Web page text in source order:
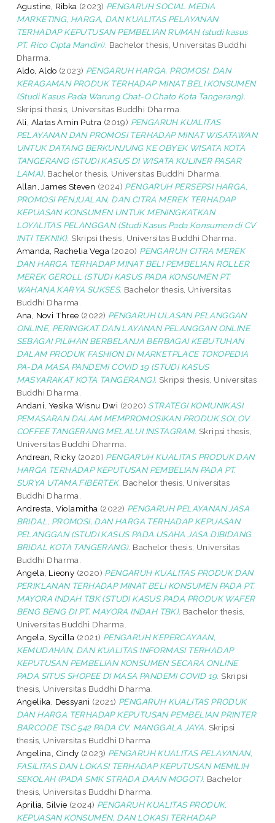
Agustine, Ribka (2023) PENGARUH SOCIAL MEDIA
MARKETING, HARGA, DAN KUALITAS PELAYANAN
TERHADAP KEPUTUSAN PEMBELIAN RUMAH (studi kasus
PT. Rico Cipta Mandiri). Bachelor thesis, Universitas Buddhi
Dharma.
Aldo, Aldo (2023) PENGARUH HARGA, PROMOSI, DAN
KERAGAMAN PRODUK TERHADAP MINAT BELI KONSUMEN
(Studi Kasus Pada Warung Chat-O Chato Kota Tangerang).
Skripsi thesis, Universitas Buddhi Dharma.
Ali, Alatas Amin Putra (2019) PENGARUH KUALITAS
PELAYANAN DAN PROMOSI TERHADAP MINAT WISATAWAN
UNTUK DATANG BERKUNJUNG KE OBYEK WISATA KOTA
TANGERANG (STUDI KASUS DI WISATA KULINER PASAR
LAMA). Bachelor thesis, Universitas Buddhi Dharma.
Allan, James Steven (2024) PENGARUH PERSEPSI HARGA,
PROMOSI PENJUALAN, DAN CITRA MEREK TERHADAP
KEPUASAN KONSUMEN UNTUK MENINGKATKAN
LOYALITAS PELANGGAN (Studi Kasus Pada Konsumen di CV
INTI TEKNIK). Skripsi thesis, Universitas Buddhi Dharma.
Amanda, Rachelia Vega (2020) PENGARUH CITRA MEREK
DAN HARGA TERHADAP MINAT BELI PEMBELIAN ROLLER
MEREK GEROLL (STUDI KASUS PADA KONSUMEN PT.
WAHANA KARYA SUKSES. Bachelor thesis, Universitas
Buddhi Dharma.
Ana, Novi Three (2022) PENGARUH ULASAN PELANGGAN
ONLINE, PERINGKAT DAN LAYANAN PELANGGAN ONLINE
SEBAGAI PILIHAN BERBELANJA BERBAGAI KEBUTUHAN
DALAM PRODUK FASHION DI MARKETPLACE TOKOPEDIA
PA-DA MASA PANDEMI COVID 19 (STUDI KASUS
MASYARAKAT KOTA TANGERANG). Skripsi thesis, Universitas
Buddhi Dharma.
Andani, Yesika Wisnu Dwi (2020) STRATEGI KOMUNIKASI
PEMASARAN DALAM MEMPROMOSIKAN PRODUK SOLOV
COFFEE TANGERANG MELALUI INSTAGRAM. Skripsi thesis,
Universitas Buddhi Dharma.
Andrean, Ricky (2020) PENGARUH KUALITAS PRODUK DAN
HARGA TERHADAP KEPUTUSAN PEMBELIAN PADA PT.
SURYA UTAMA FIBERTEK. Bachelor thesis, Universitas
Buddhi Dharma.
Andresta, Violamitha (2022) PENGARUH PELAYANAN JASA
BRIDAL, PROMOSI, DAN HARGA TERHADAP KEPUASAN
PELANGGAN (STUDI KASUS PADA USAHA JASA DIBIDANG
BRIDAL KOTA TANGERANG). Bachelor thesis, Universitas
Buddhi Dharma.
Angela, Lieony (2020) PENGARUH KUALITAS PRODUK DAN
PERIKLANAN TERHADAP MINAT BELI KONSUMEN PADA PT.
MAYORA INDAH TBK (STUDI KASUS PADA PRODUK WAFER
BENG BENG DI PT. MAYORA INDAH TBK). Bachelor thesis,
Universitas Buddhi Dharma.
Angela, Sycilla (2021) PENGARUH KEPERCAYAAN,
KEMUDAHAN, DAN KUALITAS INFORMASI TERHADAP
KEPUTUSAN PEMBELIAN KONSUMEN SECARA ONLINE
PADA SITUS SHOPEE DI MASA PANDEMI COVID 19. Skripsi
thesis, Universitas Buddhi Dharma.
Angelika, Dessyani (2021) PENGARUH KUALITAS PRODUK
DAN HARGA TERHADAP KEPUTUSAN PEMBELIAN PRINTER
BARCODE TSC 542 PADA CV. MANGGALA JAYA. Skripsi
thesis, Universitas Buddhi Dharma.
Angelina, Cindy (2023) PENGARUH KUALITAS PELAYANAN,
FASILITAS DAN LOKASI TERHADAP KEPUTUSAN MEMILIH
SEKOLAH (PADA SMK STRADA DAAN MOGOT). Bachelor
thesis, Universitas Buddhi Dharma.
Aprilia, Silvie (2024) PENGARUH KUALITAS PRODUK,
KEPUASAN KONSUMEN, DAN LOKASI TERHADAP